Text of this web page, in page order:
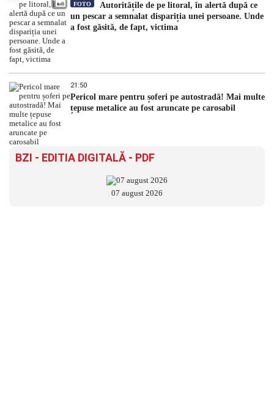
FOTO
Autoritățile de pe litoral, în alertă după ce
un pescar a semnalat dispariția unei persoane. Unde
a fost găsită, de fapt, victima
21:50
Pericol mare pentru șoferi pe autostradă! Mai multe
țepuse metalice au fost aruncate pe carosabil
BZI - EDITIA DIGITALĂ - PDF
07 august 2026